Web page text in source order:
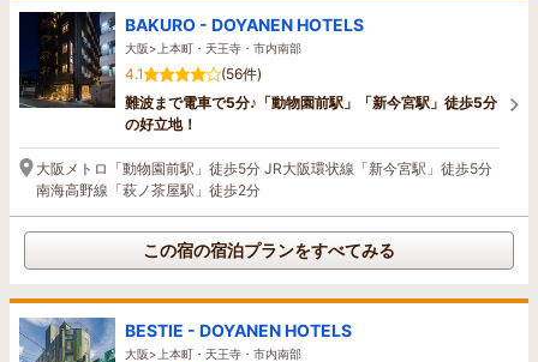
BAKURO - DOYANEN HOTELS
大阪>上本町・天王寺・市内南部
4.1
(56件)
難波まで電車で5分♪「動物園前駅」「新今宮駅」徒歩5分
の好立地！
大阪メトロ「動物園前駅」徒歩5分 JR大阪環状線「新今宮駅」徒歩5分
南海高野線「萩ノ茶屋駅」徒歩2分
この宿の宿泊プランをすべてみる
BESTIE - DOYANEN HOTELS
大阪>上本町・天王寺・市内南部